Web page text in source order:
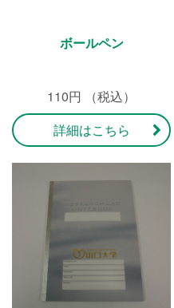
ボールペン
110円 （税込）
詳細はこちら